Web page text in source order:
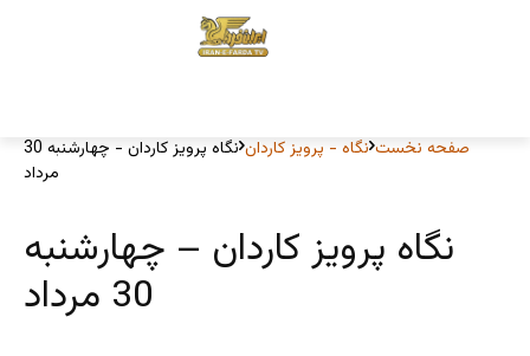
صفحه نخست نگاه - پرویز کاردان
نگاه پرویز کاردان - چهارشنبه 30
مرداد
نگاه پرویز کاردان – چهارشنبه
30 مرداد